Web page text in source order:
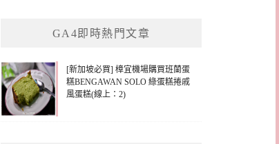
GA4即時熱門文章
[新加坡必買] 樟宜機場購買班蘭蛋
糕BENGAWAN SOLO 綠蛋糕捲戚
風蛋糕(線上：2)